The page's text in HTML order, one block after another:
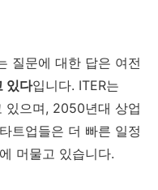
질문에 대한 답은 여전
있다입니다. ITER는
있으며, 2050년대 상업
트업들은 더 빠른 일정
머물고 있습니다.